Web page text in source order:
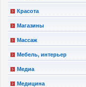
Красота
Магазины
Массаж
Мебель, интерьер
Медиа
Медицина